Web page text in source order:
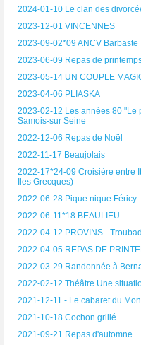
2024-01-10 Le clan des
2023-12-01 VINCENNES
2023-09-02*09 ANCV Barbaste
2023-06-09 Repas de
2023-05-14 UN COUPLE
2023-04-06 PLIASKA
2023-02-12 Les années 80 "Le
Samois-sur Seine
2022-12-06 Repas de Noël
2022-11-17 Beaujolais
2022-17*24-09 Croisière entre
Iles Grecques)
2022-06-28 Pique nique Féricy
2022-06-11*18 BEAULIEU
2022-04-12 PROVINS -
2022-04-05 REPAS DE
2022-03-29 Randonnée à
2022-02-12 Théâtre Une
2021-12-11 - Le cabaret du
2021-10-18 Cochon grillé
2021-09-21 Repas d'automne